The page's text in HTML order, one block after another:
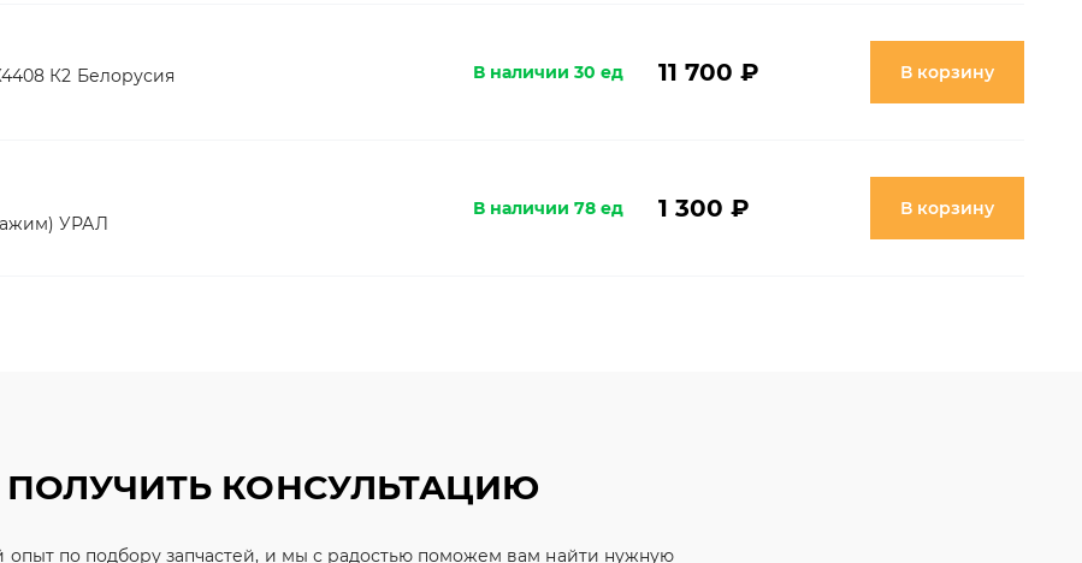
К2 Белорусия
В наличии 30 ед 11 700 ₽ В корзину
УРАЛ
В наличии 78 ед 1 300 ₽ В корзину
ПОЛУЧИТЬ КОНСУЛЬТАЦИЮ
опыт по подбору запчастей, и мы с радостью поможем вам найти нужную